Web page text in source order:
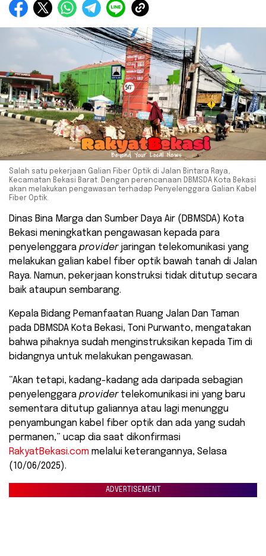
Salah satu pekerjaan Galian Fiber Optik di Jalan Bintara Raya,
Kecamatan Bekasi Barat. Dengan perencanaan DBMSDA Kota Bekasi
akan melakukan pengawasan terhadap Penyelenggara Galian Kabel
Fiber Optik.
Dinas Bina Marga dan Sumber Daya Air (DBMSDA) Kota
Bekasi meningkatkan pengawasan kepada para
penyelenggara provider jaringan telekomunikasi yang
melakukan galian kabel fiber optik bawah tanah di Jalan
Raya. Namun, pekerjaan konstruksi tidak ditutup secara
baik ataupun sembarang.
Kepala Bidang Pemanfaatan Ruang Jalan Dan Taman
pada DBMSDA Kota Bekasi, Toni Purwanto, mengatakan
bahwa pihaknya sudah menginstruksikan kepada Tim di
bidangnya untuk melakukan pengawasan.
“Akan tetapi, kadang-kadang ada daripada sebagian
penyelenggara provider telekomunikasi ini yang baru
sementara ditutup galiannya atau lagi menunggu
penyambungan kabel fiber optik dan ada yang sudah
permanen,” ucap dia saat dikonfirmasi
RakyatBekasi.com melalui keterangannya, Selasa
(10/06/2025).
ADVERTISEMENT